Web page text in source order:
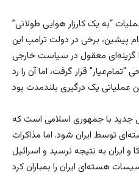
“به یک کارزار هوایی طولانی”
پیشین، برخی در دولت ترامپ این
گزینه‌ای معقول در سیاست خارجی
قرار گرفت، اما آن را رد
جدید با جمهوری اسلامی است که
توسط ایران شود. اما مذاکرات
ایران به نتیجه نرسید و اسرائیل